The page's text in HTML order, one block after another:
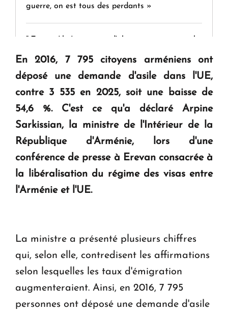
guerre, on est tous des perdants »
KASA : 30 ans d'audace, de résilience et d'avenir
ouvrira ses portes à Dilijan
En 2016, 7 795 citoyens arméniens ont
déposé une demande d'asile dans l'UE,
contre 3 535 en 2025, soit une baisse de
54,6 %. C'est ce qu'a déclaré Arpine
Sarkissian, la ministre de l'Intérieur de la
République d'Arménie, lors d'une
conférence de presse à Erevan consacrée à
la libéralisation du régime des visas entre
l'Arménie et l'UE.
La ministre a présenté plusieurs chiffres
qui, selon elle, contredisent les affirmations
selon lesquelles les taux d'émigration
augmenteraient. Ainsi, en 2016, 7 795
personnes ont déposé une demande d'asile